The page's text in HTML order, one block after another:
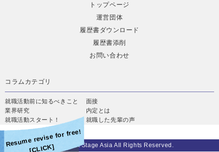
トップページ
運営団体
履歴書ダウンロード
履歴書添削
お問い合わせ
コラムカテゴリ
就職活動前に知るべきこと
業界研究
就職活動スタート！
面接
内定とは
就職した先輩の声
©2019 Next Stage Asia All Rights Reserved.
revise for free!
[CLICK]